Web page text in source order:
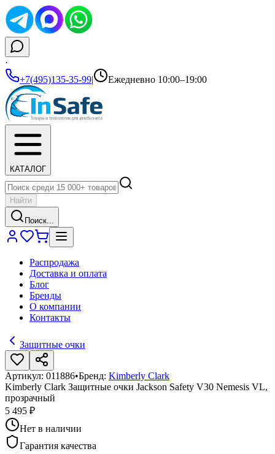
·
+7(495)135-35-99| Ежедневно 10:00–19:00
КАТАЛОГ
Найти
Поиск...
Распродажа
Доставка и оплата
Блог
Бренды
О компании
Контакты
Защитные очки
Артикул: 011886•Бренд: Kimberly Clark
Kimberly Clark Защитные очки Jackson Safety V30 Nemesis VL,
прозрачный
5 495 ₽
Нет в наличии
Гарантия качества